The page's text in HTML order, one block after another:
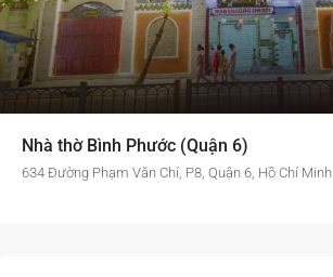
Nhà thờ Bình Phước (Quận 6)
634 Đường Phạm Văn Chí, P8, Quận 6, Hồ Chí Minh